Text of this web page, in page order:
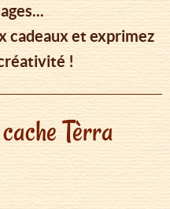
cadeaux et exprimez
!
Tèrra